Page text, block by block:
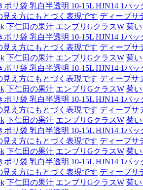
リ袋 乳白半透明 10-15L HJN14 1パッ
見え方にもとづく表現です ディープサ
下仁田の果汁 エンブリGクラスW 菊
リ袋 乳白半透明 10-15L HJN14 1パッ
見え方にもとづく表現です ディープサ
下仁田の果汁 エンブリGクラスW 菊
リ袋 乳白半透明 10-15L HJN14 1パッ
見え方にもとづく表現です ディープサ
下仁田の果汁 エンブリGクラスW 菊
リ袋 乳白半透明 10-15L HJN14 1パッ
見え方にもとづく表現です ディープサ
下仁田の果汁 エンブリGクラスW 菊
リ袋 乳白半透明 10-15L HJN14 1パッ
見え方にもとづく表現です ディープサ
下仁田の果汁 エンブリGクラスW 菊
リ袋 乳白半透明 10-15L HJN14 1パッ
見え方にもとづく表現です ディープサ
下仁田の果汁 エンブリGクラスW 菊